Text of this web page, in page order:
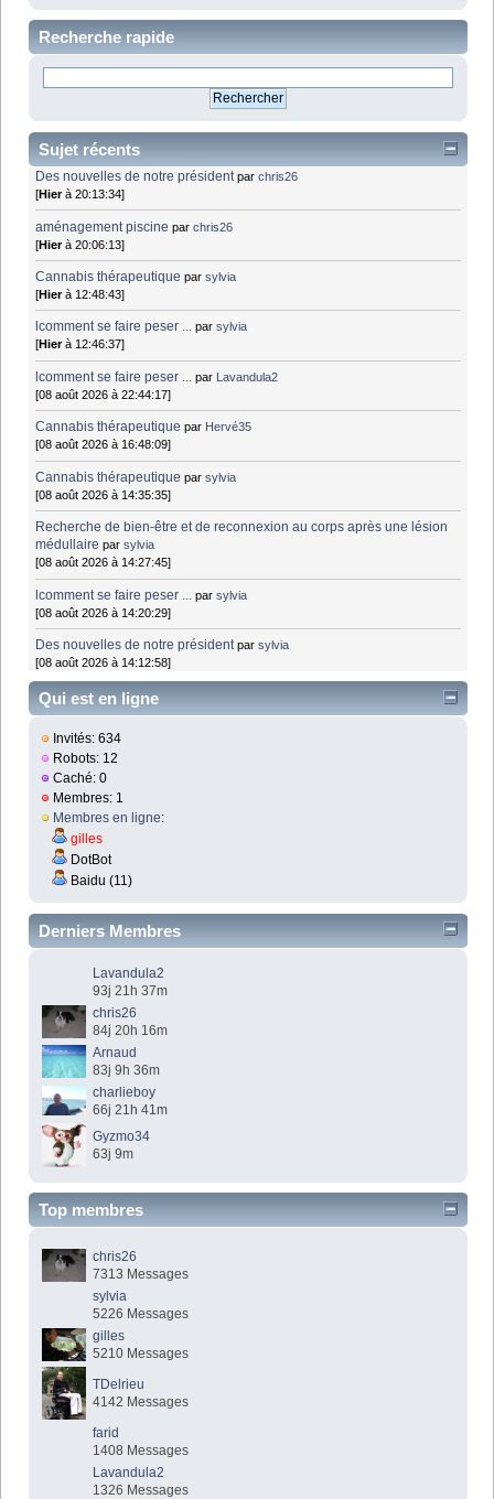
Recherche rapide
Sujet récents
Des nouvelles de notre président parchris26
[Hierà 20:13:34]
aménagement piscine parchris26
[Hierà 20:06:13]
Cannabis thérapeutique parsylvia
[Hierà 12:48:43]
lcomment se faire peser ... parsylvia
[Hierà 12:46:37]
lcomment se faire peser ... par Lavandula2
[08 août 2026 à 22:44:17]
Cannabis thérapeutique par Hervé35
[08 août 2026 à 16:48:09]
Cannabis thérapeutique parsylvia
[08 août 2026 à 14:35:35]
Recherche de bien-être et de reconnexion au corps après une lésion
médullaire parsylvia
[08 août 2026 à 14:27:45]
lcomment se faire peser ... parsylvia
[08 août 2026 à 14:20:29]
Des nouvelles de notre président parsylvia
[08 août 2026 à 14:12:58]
Qui est en ligne
Invités: 634
Robots: 12
Caché: 0
Membres: 1
Membres en ligne:
gilles
DotBot
Baidu (11)
Derniers Membres
Lavandula2
93j 21h 37m
chris26
84j 20h 16m
Arnaud
83j 9h 36m
charlieboy
66j 21h 41m
Gyzmo34
63j 9m
Top membres
chris26
7313 Messages
sylvia
5226 Messages
gilles
5210 Messages
TDelrieu
4142 Messages
farid
1408 Messages
Lavandula2
1326 Messages